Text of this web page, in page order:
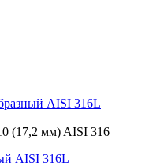
AISI 316L
(17,2 мм) AISI 316
AISI 316L